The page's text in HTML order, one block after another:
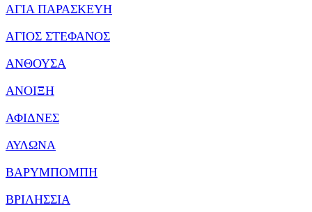
ΑΓΙΑ ΠΑΡΑΣΚΕΥΗ
ΑΓΙΟΣ ΣΤΕΦΑΝΟΣ
ΑΝΘΟΥΣΑ
ΑΝΟΙΞΗ
ΑΦΙΔΝΕΣ
ΑΥΛΩΝΑ
ΒΑΡΥΜΠΟΜΠΗ
ΒΡΙΛΗΣΣΙΑ